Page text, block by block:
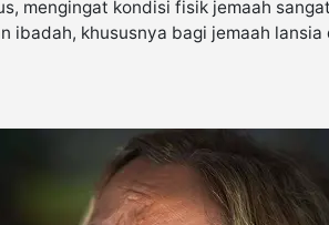
mengingat kondisi fisik jemaah
ibadah, khususnya bagi jemaah lansia